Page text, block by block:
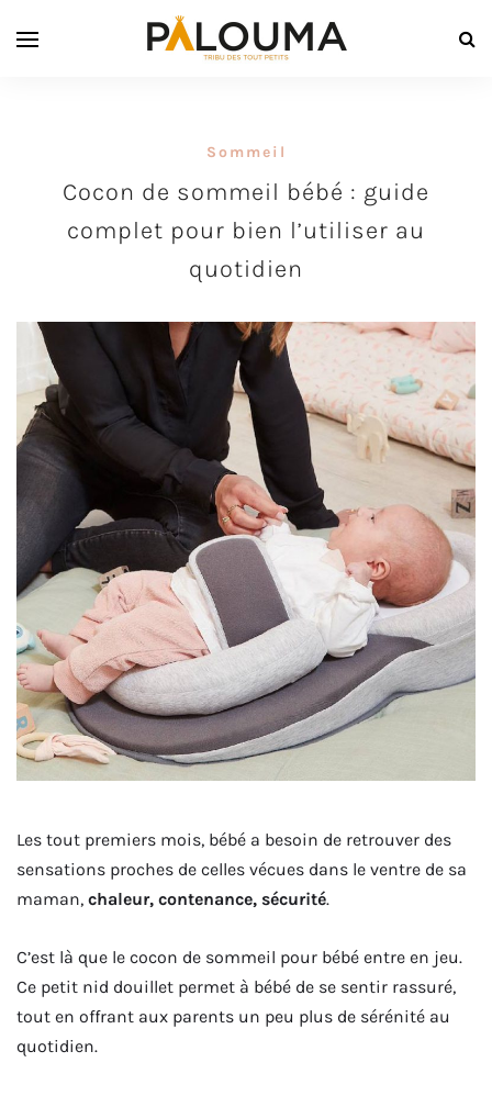
Sommeil
Cocon de sommeil bébé : guide
complet pour bien l’utiliser au
quotidien
Les tout premiers mois, bébé a besoin de retrouver des
sensations proches de celles vécues dans le ventre de sa
maman, chaleur, contenance, sécurité.
C’est là que le cocon de sommeil pour bébé entre en jeu.
Ce petit nid douillet permet à bébé de se sentir rassuré,
tout en offrant aux parents un peu plus de sérénité au
quotidien.